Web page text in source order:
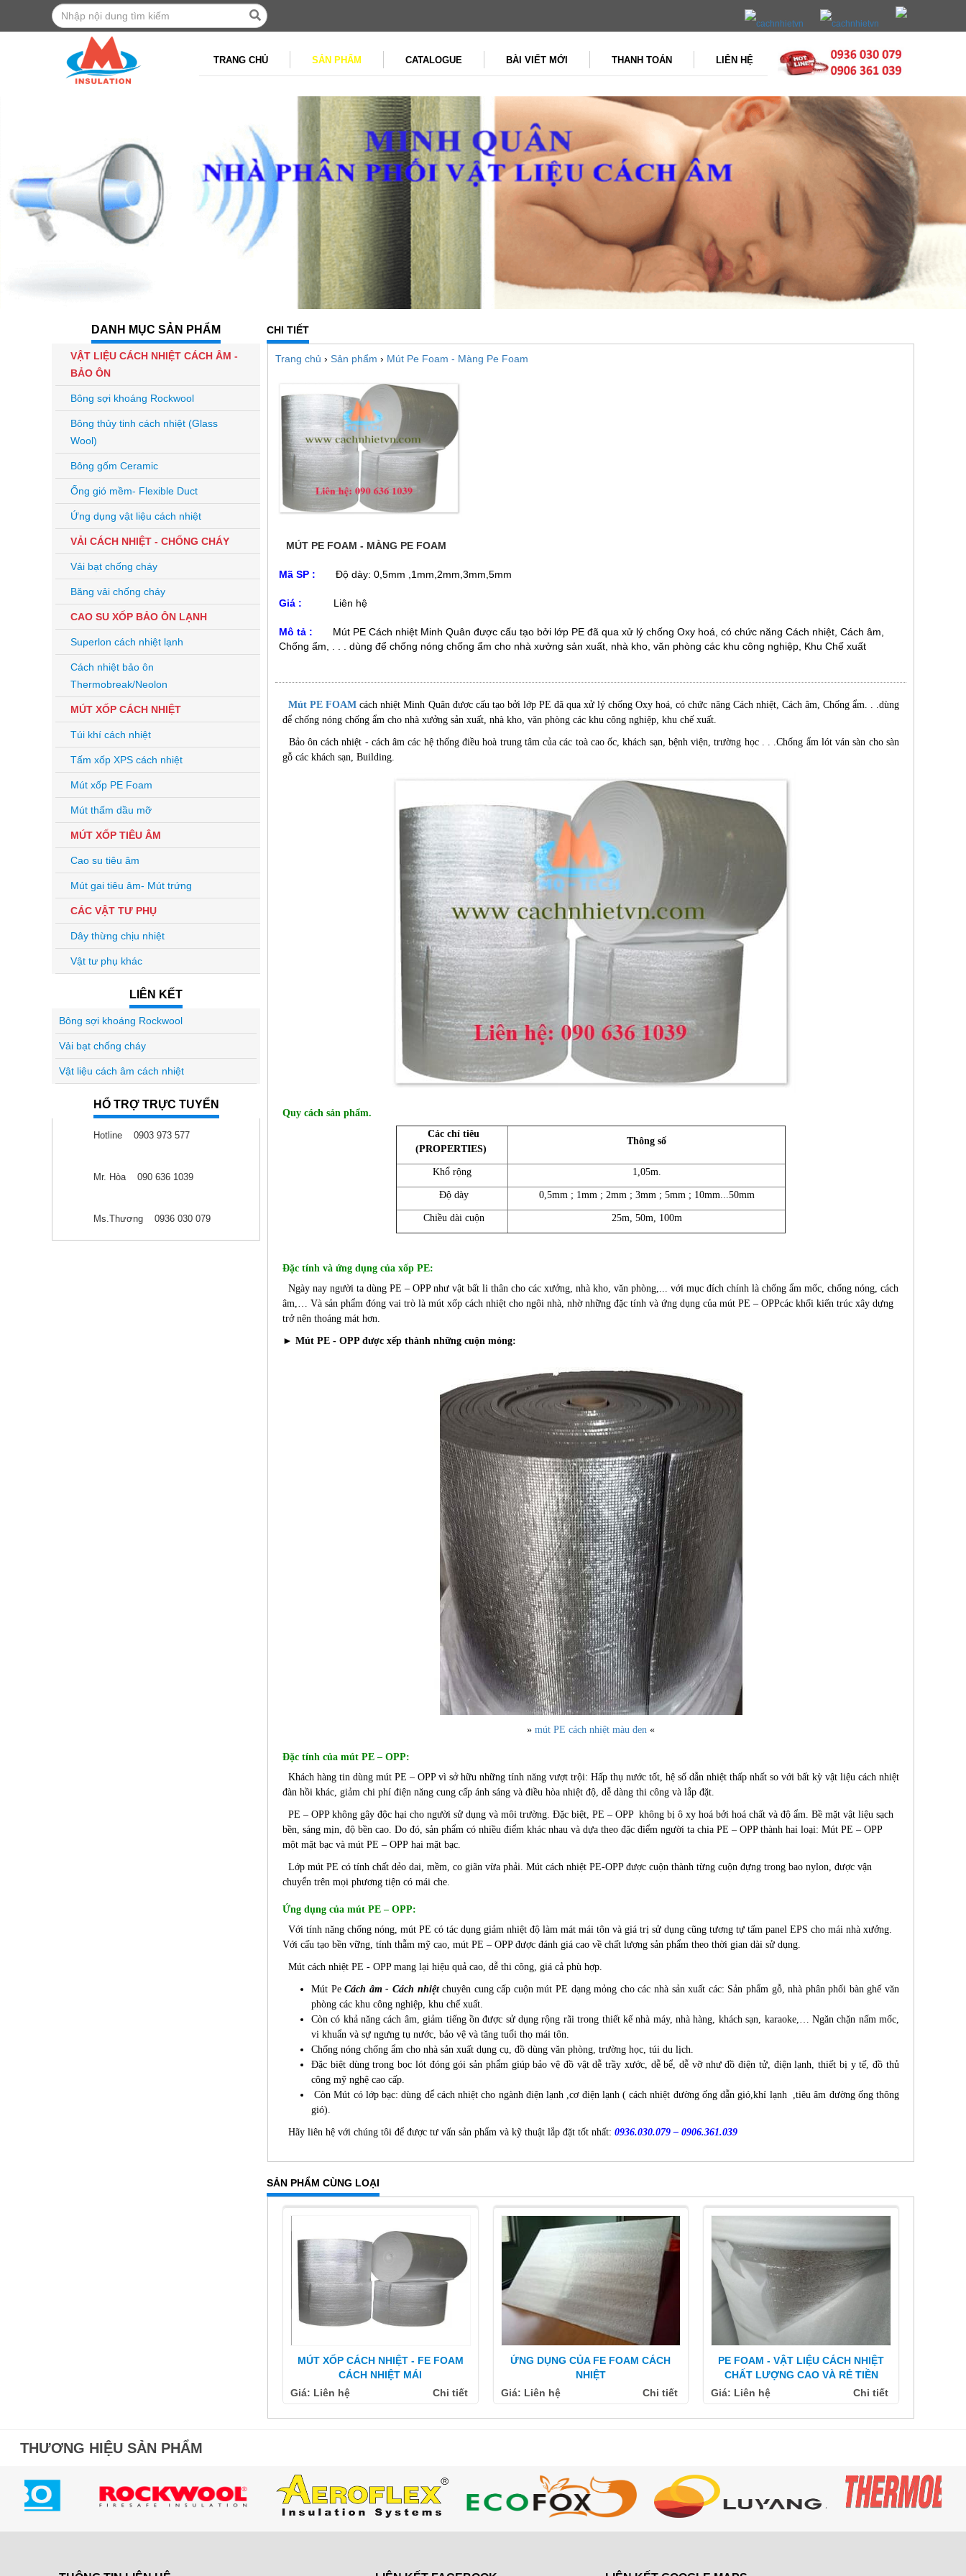
TRANG CHỦ SẢN PHẨM CATALOGUE BÀI VIẾT MỚI THANH TOÁN LIÊN HỆ
DANH MỤC SẢN PHẨM
VẬT LIỆU CÁCH NHIỆT CÁCH ÂM -
BẢO ÔN
Bông sợi khoáng Rockwool
Bông thủy tinh cách nhiệt (Glass
Wool)
Bông gốm Ceramic
Ống gió mềm- Flexible Duct
Ứng dụng vật liệu cách nhiệt
VẢI CÁCH NHIỆT - CHỐNG CHÁY
Vải bạt chống cháy
Băng vải chống cháy
CAO SU XỐP BẢO ÔN LẠNH
Superlon cách nhiệt lạnh
Cách nhiệt bảo ôn
Thermobreak/Neolon
MÚT XỐP CÁCH NHIỆT
Túi khí cách nhiệt
Tấm xốp XPS cách nhiệt
Mút xốp PE Foam
Mút thấm dầu mỡ
MÚT XỐP TIÊU ÂM
Cao su tiêu âm
Mút gai tiêu âm- Mút trứng
CÁC VẬT TƯ PHỤ
Dây thừng chịu nhiệt
Vật tư phụ khác
LIÊN KẾT
Bông sợi khoáng Rockwool
Vải bạt chống cháy
Vật liệu cách âm cách nhiệt
HỔ TRỢ TRỰC TUYẾN
Hotline 0903 973 577
Mr. Hòa 090 636 1039
Ms.Thương 0936 030 079
CHI TIẾT
Trang chủ › Sản phẩm › Mút Pe Foam - Màng Pe Foam
MÚT PE FOAM - MÀNG PE FOAM
Mã SP : Độ dày: 0,5mm ,1mm,2mm,3mm,5mm
Giá : Liên hệ
Mô tả :
Mút PE Cách nhiệt Minh Quân được cấu tạo bởi lớp PE đã qua xử lý chống Oxy hoá, có chức năng Cách nhiệt, Cách âm,
Chống ẩm, . . . dùng để chống nóng chống ẩm cho nhà xưởng sản xuất, nhà kho, văn phòng các khu công nghiệp, Khu Chế xuất
Mút PE FOAM cách nhiệt Minh Quân được cấu tạo bởi lớp PE đã qua xử lý chống Oxy hoá, có chức năng Cách nhiệt, Cách âm, Chống ẩm. . .dùng
để chống nóng chống ẩm cho nhà xưởng sản xuất, nhà kho, văn phòng các khu công nghiệp, khu chế xuất.
Bảo ôn cách nhiệt - cách âm các hệ thống điều hoà trung tâm của các toà cao ốc, khách sạn, bệnh viện, trường học . . .Chống ẩm lót ván sàn cho sàn
gỗ các khách sạn, Building.
Quy cách sản phẩm.
Các chỉ tiêu
(PROPERTIES)
Thông số
Khổ rộng 1,05m.
Độ dày 0,5mm ; 1mm ; 2mm ; 3mm ; 5mm ; 10mm...50mm
Chiều dài cuộn 25m, 50m, 100m
Đặc tính và ứng dụng của xốp PE:
Ngày nay người ta dùng PE – OPP như vật bất li thân cho các xưởng, nhà kho, văn phòng,... với mục đích chính là chống ẩm mốc, chống nóng, cách
âm,… Và sản phẩm đóng vai trò là mút xốp cách nhiệt cho ngôi nhà, nhờ những đặc tính và ứng dụng của mút PE – OPPcác khối kiến trúc xây dựng
trở nên thoáng mát hơn.
► Mút PE - OPP được xếp thành những cuộn mỏng:
» mút PE cách nhiệt màu đen «
Đặc tính của mút PE – OPP:
Khách hàng tin dùng mút PE – OPP vì sở hữu những tính năng vượt trội: Hấp thụ nước tốt, hệ số dẫn nhiệt thấp nhất so với bất kỳ vật liệu cách nhiệt
đàn hồi khác, giảm chi phí điện năng cung cấp ánh sáng và điều hòa nhiệt độ, dễ dàng thi công và lắp đặt.
PE – OPP không gây độc hại cho người sử dụng và môi trường. Đặc biệt, PE – OPP không bị ô xy hoá bởi hoá chất và độ ẩm. Bề mặt vật liệu sạch
bền, sáng mịn, độ bền cao. Do đó, sản phẩm có nhiều điểm khác nhau và dựa theo đặc điểm người ta chia PE – OPP thành hai loại: Mút PE – OPP
một mặt bạc và mút PE – OPP hai mặt bạc.
Lớp mút PE có tính chất dẻo dai, mềm, co giãn vừa phải. Mút cách nhiệt PE-OPP được cuộn thành từng cuộn đựng trong bao nylon, được vận
chuyển trên mọi phương tiện có mái che.
Ứng dụng của mút PE – OPP:
Với tính năng chống nóng, mút PE có tác dụng giảm nhiệt độ làm mát mái tôn và giá trị sử dụng cũng tương tự tấm panel EPS cho mái nhà xưởng.
Với cấu tạo bền vững, tính thẫm mỹ cao, mút PE – OPP được đánh giá cao về chất lượng sản phẩm theo thời gian dài sử dụng.
Mút cách nhiệt PE - OPP mang lại hiệu quả cao, dễ thi công, giá cả phù hợp.
Mút PeCách âm - Cách nhiệtchuyên cung cấp cuộn mút PE dạng mỏng cho các nhà sản xuất các: Sản phẩm gỗ, nhà phân phối bàn ghế văn
phòng các khu công nghiệp, khu chế xuất.
Còn có khả năng cách âm, giảm tiếng ồn được sử dụng rộng rãi trong thiết kế nhà máy, nhà hàng, khách sạn, karaoke,… Ngăn chặn nấm mốc,
vi khuẩn và sự ngưng tụ nước, bảo vệ và tăng tuổi thọ mái tôn.
Chống nóng chống ẩm cho nhà sản xuất dụng cụ, đồ dùng văn phòng, trường học, túi du lịch.
Đặc biệt dùng trong bọc lót đóng gói sản phẩm giúp bảo vệ đồ vật dễ trầy xước, dễ bể, dễ vỡ như đồ điện tử, điện lạnh, thiết bị y tế, đồ thủ
công mỹ nghệ cao cấp.
Còn Mút có lớp bạc: dùng để cách nhiệt cho ngành điện lạnh ,cơ điện lạnh ( cách nhiệt đường ống dẫn gió,khí lạnh ,tiêu âm đường ống thông
gió).
Hãy liên hệ với chúng tôi để được tư vấn sản phẩm và kỹ thuật lắp đặt tốt nhất: 0936.030.079 – 0906.361.039
SẢN PHẨM CÙNG LOẠI
MÚT XỐP CÁCH NHIỆT - FE FOAM
CÁCH NHIỆT MÁI
Giá: Liên hệ
Chi tiết
ỨNG DỤNG CỦA FE FOAM CÁCH
NHIỆT
Giá: Liên hệ
Chi tiết
PE FOAM - VẬT LIỆU CÁCH NHIỆT
CHẤT LƯỢNG CAO VÀ RẺ TIỀN
Giá: Liên hệ
Chi tiết
THƯƠNG HIỆU SẢN PHẨM